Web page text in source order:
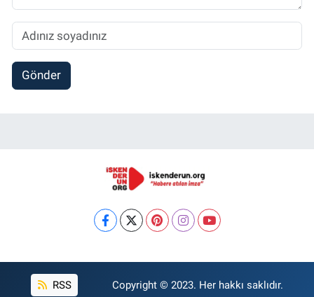
Gönder
RSS Copyright © 2023. Her hakkı saklıdır.